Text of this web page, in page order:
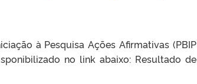
à Pesquisa Ações Afirmativas (PBIP
no link abaixo: Resultado de